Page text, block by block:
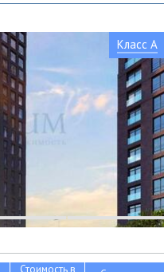
Класс A
Стоимость в